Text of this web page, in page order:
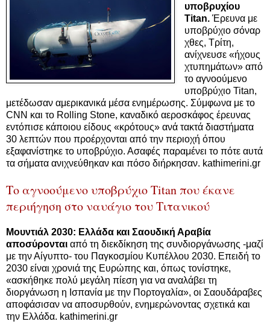
υποβρυχίου
Titan.Έρευνα με
υποβρύχιο σόναρ
χθες, Τρίτη,
ανίχνευσε «ήχους
χτυπημάτων» από
το αγνοούμενο
υποβρύχιο Titan,
μετέδωσαν αμερικανικά μέσα ενημέρωσης. Σύμφωνα με το
CNN και το Rolling Stone, καναδικό αεροσκάφος έρευνας
εντόπισε κάποιου είδους «κρότους» ανά τακτά διαστήματα
30 λεπτών που προέρχονται από την περιοχή όπου
εξαφανίστηκε το υποβρύχιο. Ασαφές παραμένει το πότε αυτά
τα σήματα ανιχνεύθηκαν και πόσο διήρκησαν. kathimerini.gr
Το αγνοούμενο υποβρύχιο Titan που έκανε
περιήγηση στο ναυάγιο του Τιτανικού
Μουντιάλ 2030: Ελλάδα και Σαουδική Αραβία
αποσύρονται από τη διεκδίκηση της συνδιοργάνωσης -μαζί
με την Αίγυπτο- του Παγκοσμίου Κυπέλλου 2030. Επειδή το
2030 είναι χρονιά της Ευρώπης και, όπως τονίστηκε,
«ασκήθηκε πολύ μεγάλη πίεση για να αναλάβει τη
διοργάνωση η Ισπανία με την Πορτογαλία», οι Σαουδάραβες
αποφάσισαν να αποσυρθούν, ενημερώνοντας σχετικά και
την Ελλάδα. kathimerini.gr